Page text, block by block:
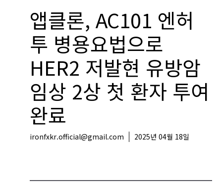
앱클론, AC101 엔허
투 병용요법으로
HER2 저발현 유방암
임상 2상 첫 환자 투여
완료
ironfxkr.official@gmail.com 2025년 04월 18일